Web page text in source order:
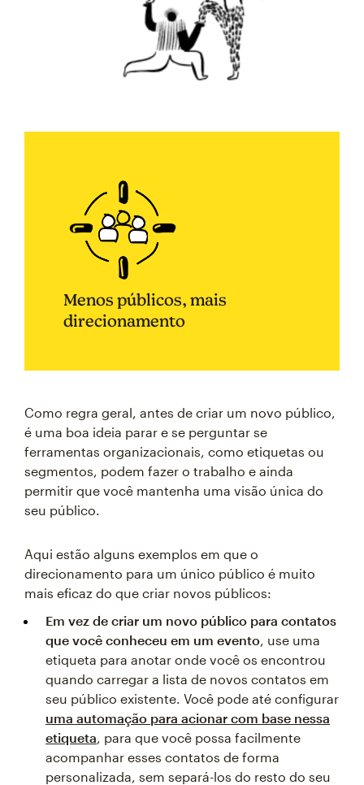
Menos públicos, mais
direcionamento
Como regra geral, antes de criar um novo público,
é uma boa ideia parar e se perguntar se
ferramentas organizacionais, como etiquetas ou
segmentos, podem fazer o trabalho e ainda
permitir que você mantenha uma visão única do
seu público.
Aqui estão alguns exemplos em que o
direcionamento para um único público é muito
mais eficaz do que criar novos públicos:
Em vez de criar um novo público para contatos
que você conheceu em um evento , use uma
etiqueta para anotar onde você os encontrou
quando carregar a lista de novos contatos em
seu público existente. Você pode até configurar
uma automação para acionar com base nessa
etiqueta , para que você possa facilmente
acompanhar esses contatos de forma
personalizada, sem separá-los do resto do seu